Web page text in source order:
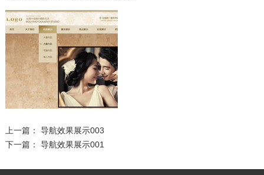
上一篇：
导航效果展示003
下一篇：
导航效果展示001